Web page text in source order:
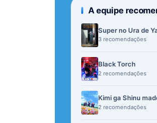
A equipe
Super no Ura de
3 recomendações
Black Torch
2 recomendações
Kimi ga Shinu
2 recomendações